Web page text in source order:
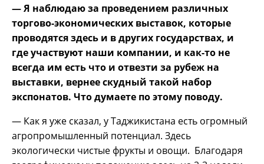
— Я наблюдаю за проведением различных
торгово-экономических выставок, которые
проводятся здесь и в других государствах, и
где участвуют наши компании, и как-то не
всегда им есть что и отвезти за рубеж на
выставки, вернее скудный такой набор
экспонатов. Что думаете по этому поводу.
— Как я уже сказал, у Таджикистана есть огромный
агропромышленный потенциал. Здесь
экологически чистые фрукты и овощи. Благодаря